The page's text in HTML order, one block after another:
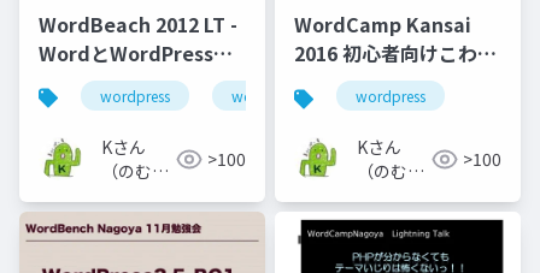
WordBeach 2012 LT -
WordとWordPressは
インドと西インド諸島
くらい違うけどお互い
うまくやろうぜ！
wordpress word
Kさん
（のむら
>100
WordCamp Kansai
2016 初心者向けこわく
ないWordPress日本語
フォーラムの使い方
wordpress
Kさん
（のむら
>100